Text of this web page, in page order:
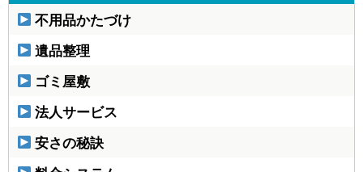
不用品かたづけ
遺品整理
ゴミ屋敷
法人サービス
安さの秘訣